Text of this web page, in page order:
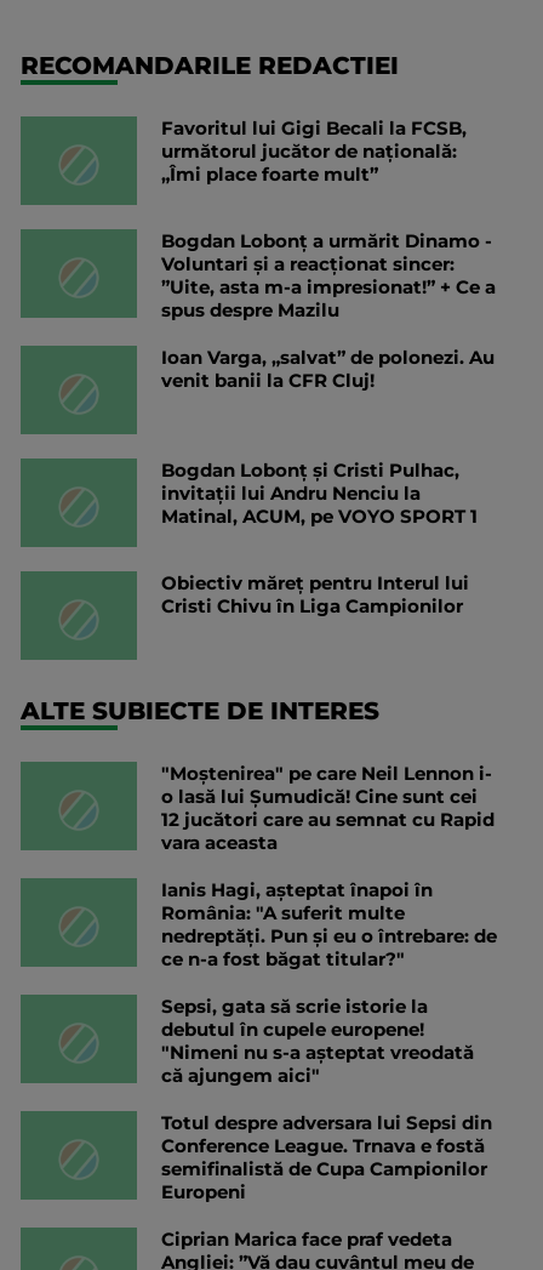
RECOMANDARILE REDACTIEI
Favoritul lui Gigi Becali la FCSB,
următorul jucător de națională:
„Îmi place foarte mult”
Bogdan Lobonț a urmărit Dinamo -
Voluntari și a reacționat sincer:
”Uite, asta m-a impresionat!” + Ce a
spus despre Mazilu
Ioan Varga, „salvat” de polonezi. Au
venit banii la CFR Cluj!
Bogdan Lobonț și Cristi Pulhac,
invitații lui Andru Nenciu la
Matinal, ACUM, pe VOYO SPORT 1
Obiectiv măreț pentru Interul lui
Cristi Chivu în Liga Campionilor
ALTE SUBIECTE DE INTERES
"Moștenirea" pe care Neil Lennon i-
o lasă lui Șumudică! Cine sunt cei
12 jucători care au semnat cu Rapid
vara aceasta
Ianis Hagi, așteptat înapoi în
România: "A suferit multe
nedreptăți. Pun și eu o întrebare: de
ce n-a fost băgat titular?"
Sepsi, gata să scrie istorie la
debutul în cupele europene!
"Nimeni nu s-a așteptat vreodată
că ajungem aici"
Totul despre adversara lui Sepsi din
Conference League. Trnava e fostă
semifinalistă de Cupa Campionilor
Europeni
Ciprian Marica face praf vedeta
Angliei: ”Vă dau cuvântul meu de